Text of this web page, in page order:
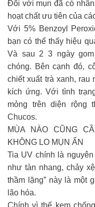
Đối với mụn đã có
hoạt chất ưu tiên của
Với 5% Benzoyl
bạn có thể thấy hiệu
Và sau 2 3 ngày
chóng. Bên cạnh đó,
chiết xuất trà xanh, rau
kích ứng. Với tình
mỏng trên diện rộng
Chucos.
MÙA NÀO CŨNG
KHÔNG LO MỤN ẨN
Tia UV chính là
như tàn nhang, chảy
thầm lặng” này là một
lão hóa.
Chính vì thế kem